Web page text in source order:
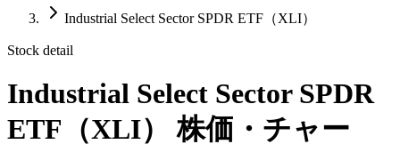
Industrial Select Sector SPDR ETF（XLI）
Stock detail
Industrial Select Sector SPDR
ETF（XLI）
株価・チャー